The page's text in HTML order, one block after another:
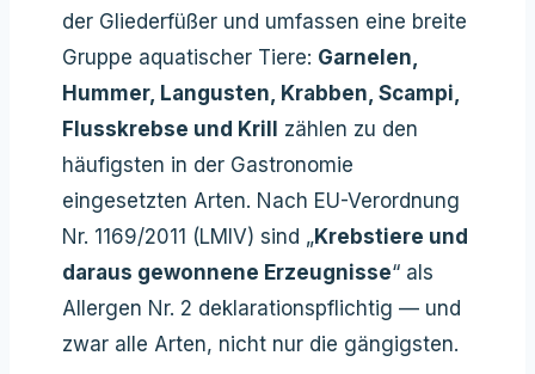
der Gliederfüßer und umfassen eine breite
Gruppe aquatischer Tiere: Garnelen,
Hummer, Langusten, Krabben, Scampi,
Flusskrebse und Krill
zählen zu den
häufigsten in der Gastronomie
eingesetzten Arten. Nach EU-Verordnung
Nr. 1169/2011 (LMIV) sind „Krebstiere und
daraus gewonnene Erzeugnisse“ als
Allergen Nr. 2 deklarationspflichtig — und
zwar alle Arten, nicht nur die gängigsten.